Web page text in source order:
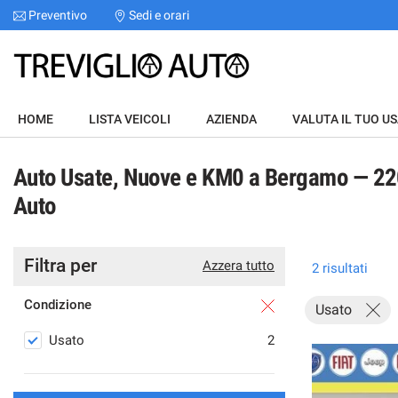
LISTA VEICOLI
AZIENDA
CHI SIAMO
Preventivo Sedi e orari
HOME LISTA VEICOLI AZIENDA VALUTA IL TUO
Auto Usate, Nuove e KM0 a Bergamo —
Auto
Azzera tutto
Filtra per
Condizione
Usato 2
2 risultati
Usato
Le
preferenze
Il
pannello
ti
consente
le
preferenze
consenso
alle